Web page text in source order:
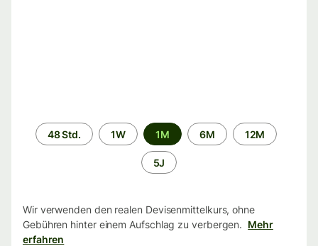
Zeitraum
48 Std. 1W 1M 6M 12M
5J
Wir verwenden den realen Devisenmittelkurs, ohne
Gebühren hinter einem Aufschlag zu verbergen. Mehr
erfahren